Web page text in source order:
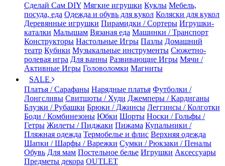
Сделай Сам DIY Мягкие игрушки Куклы Мебель,
посуда, еда Одежда и обувь для кукол Коляски для кукол
Деревянные игрушки Пирамидки / Сортеры Игрушки-
каталки Малышам Вязаная еда Машинки / Транспорт
Конструкторы Настольные Игры Пазлы Домашний
театр Кубики Музыкальные инструменты Сюжетно-
ролевая игра Для ванны Развивающие Игры Мячи /
Активные Игры Головоломки Магниты
SALE
Платья / Сарафаны Нарядные платья Футболки /
Лонгсливы Свитшоты / Худи Джемперы / Кардиганы
Блузки / Рубашки Брюки / Джинсы Леггинсы / Колготки
Боди / Комбинезоны Юбки Шорты Носки / Гольфы /
Гетры Жилеты / Пиджаки Пижама Купальники /
Пляжная одежда Термобелье и флис Верхняя одежда
Шапки / Шарфы / Варежки Сумки / Рюкзаки / Пеналы
Обувь Для мам Постельное белье Игрушки Аксессуары
Предметы декора OUTLET